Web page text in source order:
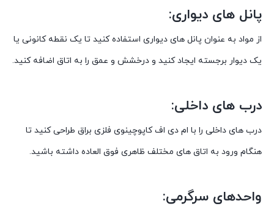
پانل های دیواری:
از مواد به عنوان پانل های دیواری استفاده کنید تا یک نقطه کانونی یا
یک دیوار برجسته ایجاد کنید و درخشش و عمق را به اتاق اضافه کنید.
درب های داخلی:
درب های داخلی را با ام دی اف کاپوچینوی فلزی براق طراحی کنید تا
هنگام ورود به اتاق های مختلف ظاهری فوق العاده داشته باشید.
واحدهای سرگرمی: